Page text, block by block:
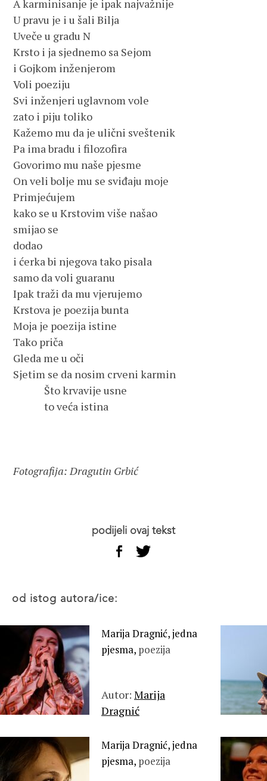
A karminisanje je ipak najvažnije
U pravu je i u šali Bilja
Uveče u gradu N
Krsto i ja sjednemo sa Sejom
i Gojkom inženjerom
Voli poeziju
Svi inženjeri uglavnom vole
zato i piju toliko
Kažemo mu da je ulični sveštenik
Pa ima bradu i filozofira
Govorimo mu naše pjesme
On veli bolje mu se sviđaju moje
Primjećujem
kako se u Krstovim više našao
smijao se
dodao
i ćerka bi njegova tako pisala
samo da voli guaranu
Ipak traži da mu vjerujemo
Krstova je poezija bunta
Moja je poezija istine
Tako priča
Gleda me u oči
Sjetim se da nosim crveni karmin
             Što krvavije usne
             to veća istina
Fotografija: Dragutin Grbić
podijeli ovaj tekst
od istog autora/ice:
Marija Dragnić, jedna
pjesma, poezija
Autor: Marija
Dragnić
Marija Dragnić, jedna
pjesma, poezija